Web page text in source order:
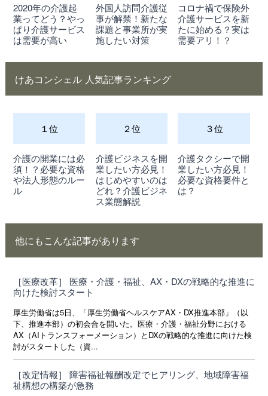
2020年の介護起
業ってどう？やっ
ぱり介護サービス
は需要が高い
外国人訪問介護従
事が解禁！新たな
課題と事業所が実
施したい対策
コロナ禍で保険外
介護サービスを新
たに始める？実は
需要アリ！？
けあコンシェル 人気記事ランキング
１位
介護の開業には必
須！？必要な資格
や法人形態のルー
ル
２位
介護ビジネスを開
業したい方必見！
はじめやすいのは
どれ？介護ビジネ
ス業態解説
３位
介護タクシーで開
業したい方必見！
必要な資格要件と
は？
他にもこんな記事があります
［医療改革］ 医療・介護・福祉、AX・DXの戦略的な推進に
向けた検討スタート
厚生労働省は5日、「厚生労働省ヘルスケアAX・DX推進本部」（以
下、推進本部）の初会合を開いた。医療・介護・福祉分野における
AX（AIトランスフォーメーション）とDXの戦略的な推進に向けた検
討がスタートした（資...
［改定情報］ 障害福祉報酬改定でヒアリング、地域障害福
祉構想の構築が急務